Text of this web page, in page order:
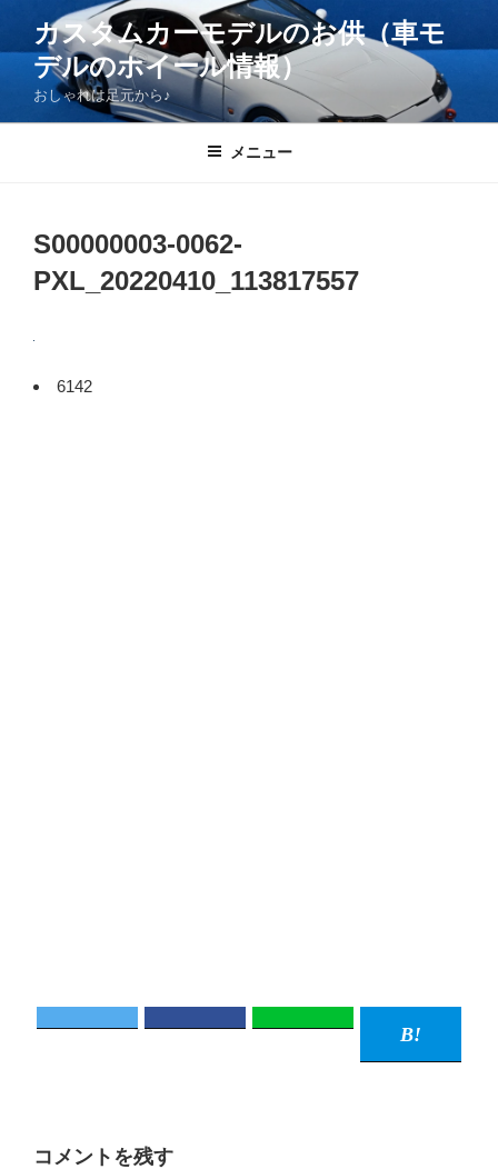
ツ
カスタムカーモデルのお供（車モ
デルのホイール情報）
おしゃれは足元から♪
メニュー
S00000003-0062-
PXL_20220410_113817557
6142
コメントを残す